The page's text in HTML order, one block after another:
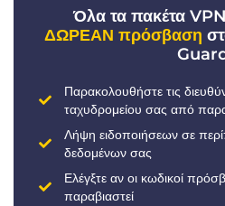
Όλα τα πακέτα
ΔΩΡΕΑΝ πρόσβαση
Παρακολουθήστε τις
ταχυδρομείου σας από
Λήψη ειδοποιήσεων σε
δεδομένων σας
Ελέγξτε αν οι κωδικοί
παραβιαστεί